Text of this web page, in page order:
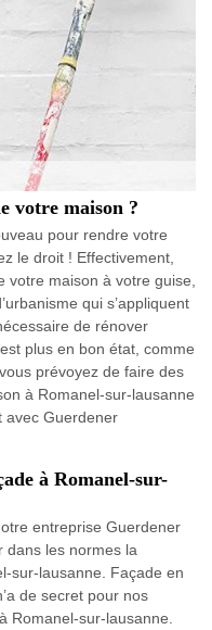
votre maison ?
pour rendre votre
le droit ! Effectivement,
votre maison à votre guise,
qui s’appliquent
de rénover
plus en bon état, comme
prévoyez de faire des
à Romanel-sur-lausanne
avec Guerdener
à Romanel-sur-
entreprise Guerdener
dans les normes la
sur-lausanne. Façade en
de secret pour nos
Romanel-sur-lausanne.